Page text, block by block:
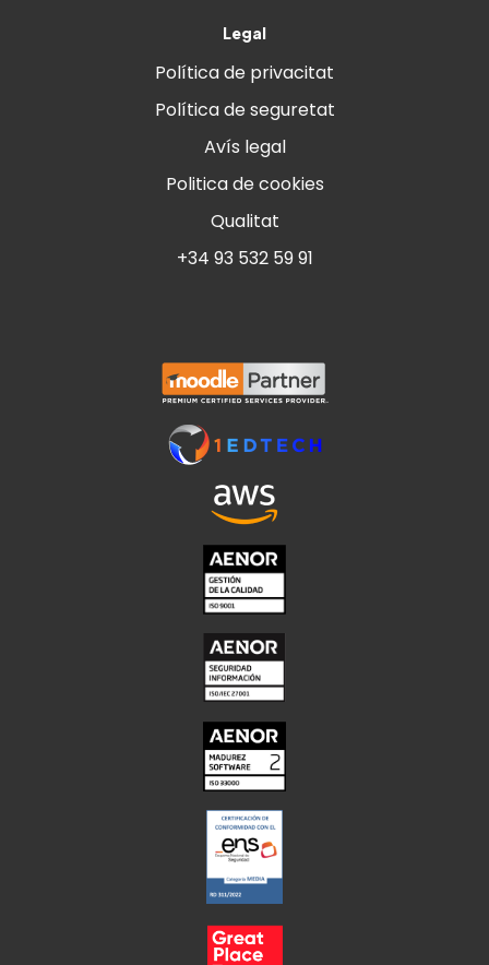
Legal
Política de privacitat
Política de seguretat
Avís legal
Politica de cookies
Qualitat
+34 93 532 59 91